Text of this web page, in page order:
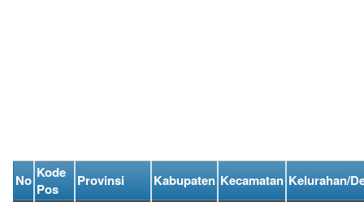
No Kode
Pos
Provinsi Kabupaten Kecamatan Kelurahan/